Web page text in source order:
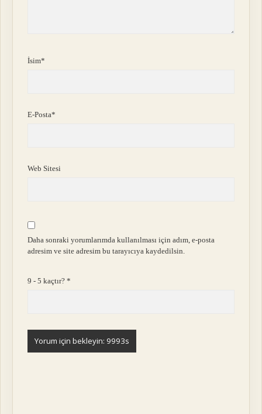
İsim*
E-Posta*
Web Sitesi
Daha sonraki yorumlarımda kullanılması için adım, e-posta
adresim ve site adresim bu tarayıcıya kaydedilsin.
9 - 5 kaçtır?*